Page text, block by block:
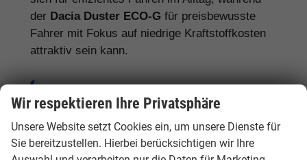
der Dacia Duster ECO-G für preisbewusste
Fahrer mit Fokus auf niedrige Kraftstoffkosten
attraktiv sein kann.
Tipp:Beim Dacia Duster lohnt sich der
Vergleich zwischen TCe, Hybrid, ECO-G,
4x4, Tageszulassung und EU-Neuwagen.
Wir respektieren Ihre Privatsphäre
Unsere Website setzt Cookies ein, um unsere Dienste für
Sie bereitzustellen. Hierbei berücksichtigen wir Ihre